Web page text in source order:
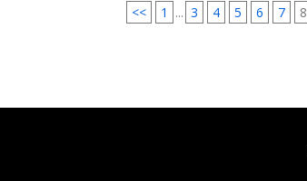
<< 1 ... 3 4 5 6 7 8